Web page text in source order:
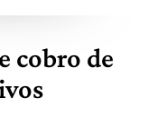
cobro de